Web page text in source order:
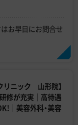
お早目にお問合せ
リニック 山形院】
修が充実｜高待遇
｜美容外科・美容